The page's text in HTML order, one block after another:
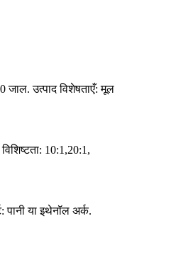
जाल. उत्पाद विशेषताएँ: मूल
10:1,20:1,
पानी या इथेनॉल अर्क.